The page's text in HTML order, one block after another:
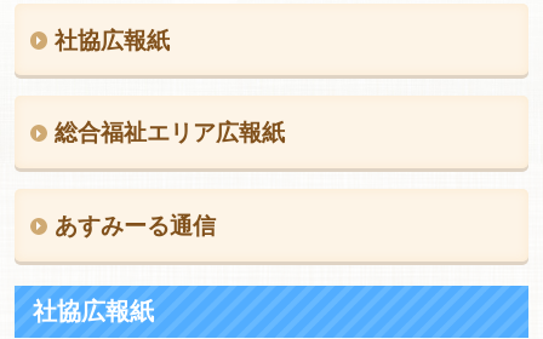
社協広報紙
総合福祉エリア広報紙
あすみーる通信
社協広報紙